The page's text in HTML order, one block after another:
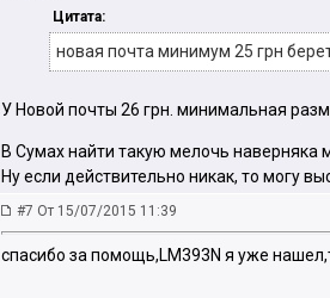
Цитата:
новая почта минимум 25 грн
У Новой почты 26 грн. минимальная
В Сумах найти такую мелочь наверняка
Ну если действительно никак, то могу
#7 От 15/07/2015 11:39
спасибо за помощь,LM393N я уже